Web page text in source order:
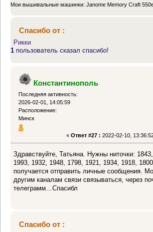
Мои вышивальные машинки: Janome Memory Craft
Спасибо от :
Рикки
1 пользователь сказал спасибо!
Константинополь
Последняя активность:
2026-02-01, 14:05:59
Расположение:
Минск
« Ответ #27 : 2022-02-10,
Здравствуйте, Татьяна. Нужны ниточки:
1993, 1932, 1948, 1798, 1921, 1934, 1918,
получается отправить личные сообщения.
другим каналам связи связываться, через
телеграмм…Спасибл
Спасибо от :